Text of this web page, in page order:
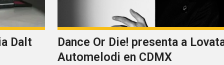
Dalt
Dance Or Die! presenta a
Automelodi en CDMX